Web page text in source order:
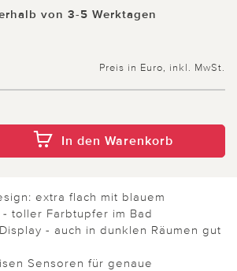
von 3-5 Werktagen
Preis in Euro, inkl. MwSt.
In den Warenkorb
extra flach mit blauem
- toller Farbtupfer im Bad
- auch in dunklen Räumen gut
Sensoren für genaue